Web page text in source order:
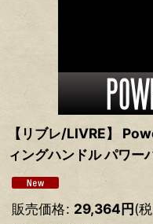
【リブレ/LIVRE】
ィングハンドル パワー
販売価格: 29,364円(